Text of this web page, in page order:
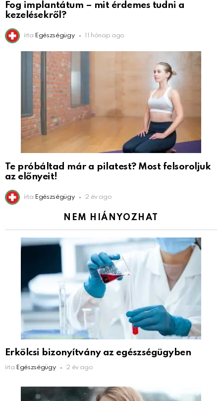
Fog implantátum – mit érdemes tudni a
kezelésekről?
írta Egészségügy 11 hónap ago
Te próbáltad már a pilatest? Most felsoroljuk
az előnyeit!
írta Egészségügy 2 év ago
NEM HIÁNYOZHAT
Erkölcsi bizonyítvány az egészségügyben
írta Egészségügy 2 év ago